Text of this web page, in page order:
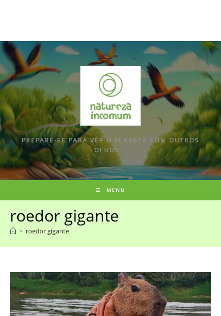
PREPARE-SE PARA VER O PLANETA COM OUTROS
OLHOS...
MENU
roedor gigante
> roedor gigante